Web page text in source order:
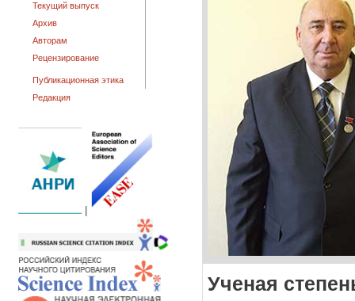
Текущий выпуск
Архив
Авторам
Рецензирование
Публикационная этика
Редакция
Ученая